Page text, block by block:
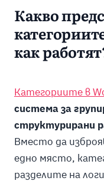
Какво
как
Категориите в
система за
структурирани
Вместо да
едно място,
разделите на